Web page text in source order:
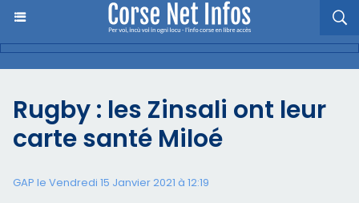
Rugby : les Zinsali ont leur
carte santé Miloé
GAP le Vendredi 15 Janvier 2021 à 12:19